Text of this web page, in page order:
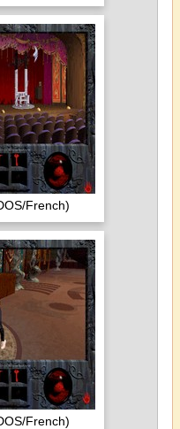
French)
French)